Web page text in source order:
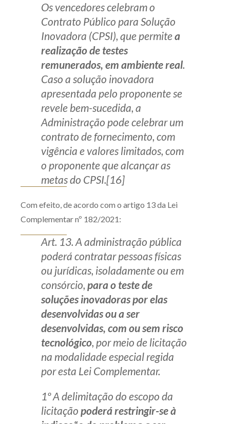
Os vencedores celebram o
Contrato Público para Solução
Inovadora (CPSI), que permitea
realização de testes
remunerados, em ambiente real.
Caso a solução inovadora
apresentada pelo proponente se
revele bem-sucedida, a
Administração pode celebrar um
contrato de fornecimento, com
vigência e valores limitados, com
o proponente que alcançar as
metas do CPSI.[16]
Com efeito, de acordo com o artigo 13 da Lei
Complementar nº 182/2021:
Art. 13. A administração pública
poderá contratar pessoas físicas
ou jurídicas, isoladamente ou em
consórcio, para o teste de
soluções inovadoras por elas
desenvolvidas ou a ser
desenvolvidas, com ou sem risco
tecnológico, por meio de licitação
na modalidade especial regida
por esta Lei Complementar.
1º A delimitação do escopo da
licitação poderá restringir-se à